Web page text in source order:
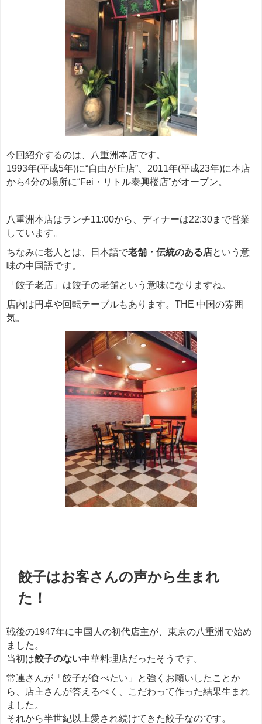
今回紹介するのは、八重洲本店です。
1993年(平成5年)に“自由が丘店”、2011年(平成23年)に本店
から4分の場所に“Fei・リトル泰興楼店”がオープン。
八重洲本店はランチ11:00から、ディナーは22:30まで営業
しています。
ちなみに老人とは、日本語で老舗・伝統のある店という意
味の中国語です。
「餃子老店」は餃子の老舗という意味になりますね。
店内は円卓や回転テーブルもあります。THE 中国の雰囲
気。
餃子はお客さんの声から生まれ
た！
戦後の1947年に中国人の初代店主が、東京の八重洲で始め
ました。
当初は餃子のない中華料理店だったそうです。
常連さんが「餃子が食べたい」と強くお願いしたことか
ら、店主さんが答えるべく、こだわって作った結果生まれ
ました。
それから半世紀以上愛され続けてきた餃子なのです。